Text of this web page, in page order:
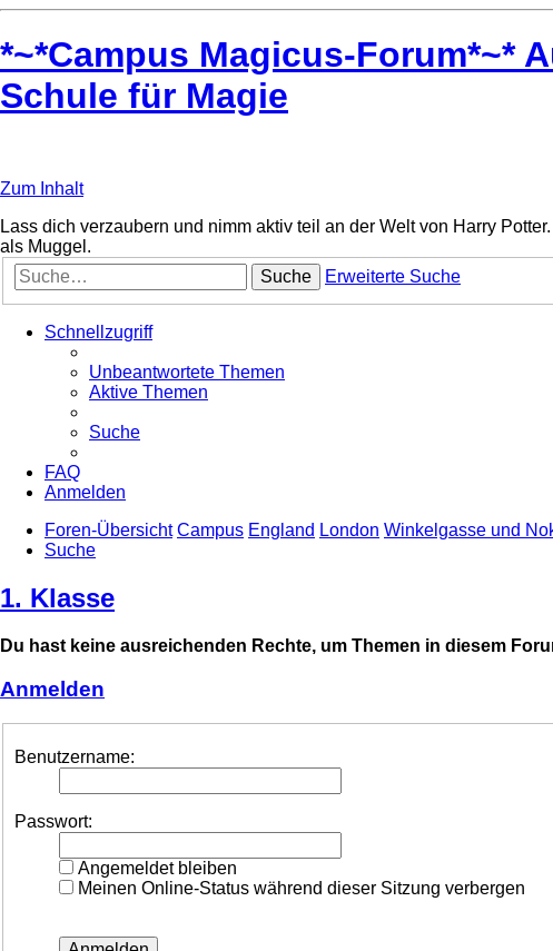
*~*Campus Magicus-Forum*~*
Schule für Magie
Zum Inhalt
Lass dich verzaubern und nimm aktiv teil an der Welt von Harry
als Muggel.
Suche
Erweiterte Suche
Schnellzugriff
Unbeantwortete Themen
Aktive Themen
Suche
FAQ
Anmelden
Foren-Übersicht Campus England London Winkelgasse und
Suche
1. Klasse
Du hast keine ausreichenden Rechte, um Themen in diesem
Anmelden
Benutzername:
Passwort:
Angemeldet bleiben
Meinen Online-Status während dieser Sitzung verbergen